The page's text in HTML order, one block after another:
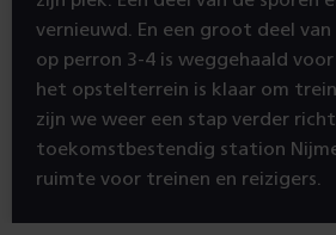
vernieuwd. En een groot deel
op perron 3-4 is weggehaald
het opstelterrein is klaar om
zijn we weer een stap verder
toekomstbestendig station
ruimte voor treinen en reizigers.